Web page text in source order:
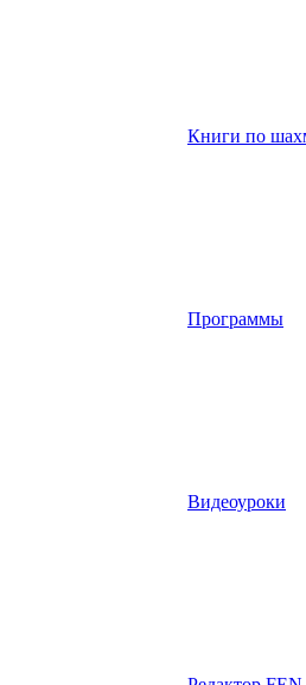
Книги по
Программы
Видеоуроки